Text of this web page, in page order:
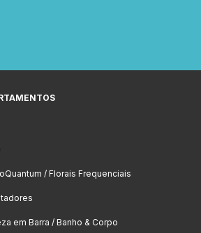
/ Florais Frequenciais
em Barra / Banho & Corpo